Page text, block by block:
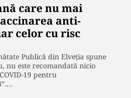
care nu mai
anti-
celor cu risc
Publică din Elveția spune
nu este recomandată nicio
19 pentru